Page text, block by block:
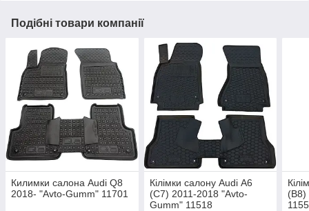
Подібні товари компанії
Килимки салона Audi Q8
2018- "Avto-Gumm" 11701
Кілімки салону Audi А6
(C7) 2011-2018 "Avto-
Gumm" 11518
(В8)